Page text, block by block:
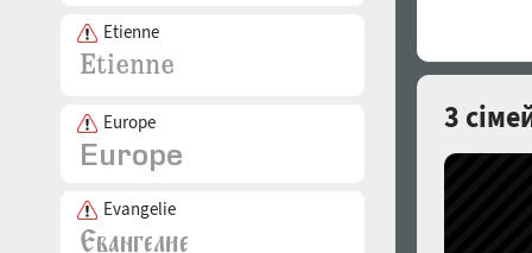
Etienne
Europe
Evangelie
3